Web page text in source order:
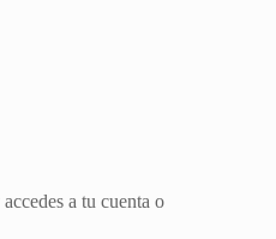
a tu cuenta o